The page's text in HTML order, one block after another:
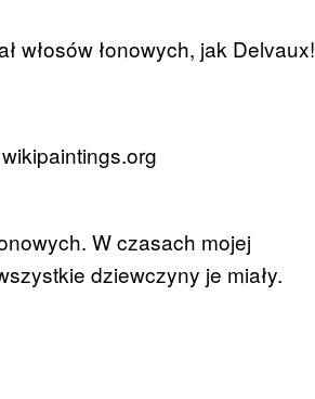
włosów łonowych, jak Delvaux!
W czasach mojej
dziewczyny je miały.